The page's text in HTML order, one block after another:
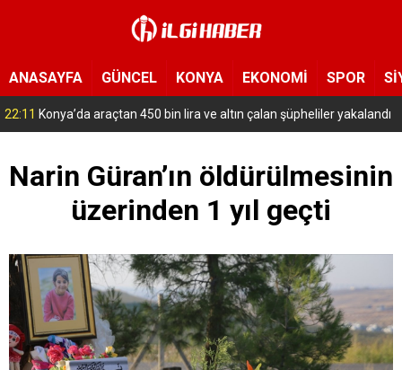
ANASAYFA GÜNCEL KONYA EKONOMİ SPOR
18:16 Konya’nın bu ilçesinde ekmeğe zam geldi
Narin Güran’ın öldürülmesinin
üzerinden 1 yıl geçti